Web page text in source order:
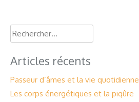
Rechercher :
Articles récents
Passeur d’âmes et la vie quotidienne
Les corps énergétiques et la piqûre